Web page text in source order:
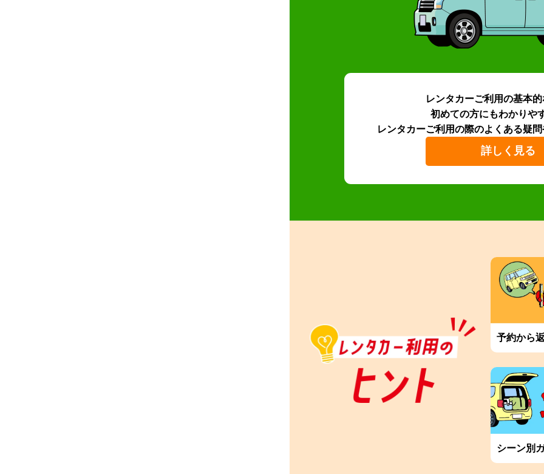
レンタカーご利用の基本
初めての方にもわかりや
レンタカーご利用の際のよくある疑問
詳しく見る
予約から
シーン別